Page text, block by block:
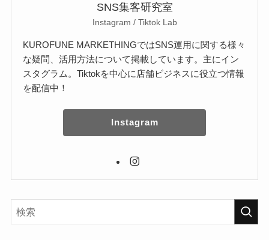
SNS集客研究室
Instagram / Tiktok Lab
KUROFUNE MARKETHINGではSNS運用に関する様々
な疑問、活用方法について掲載しています。主にイン
スタグラム。Tiktokを中心に店舗ビジネスに役立つ情報
を配信中！
Instagram